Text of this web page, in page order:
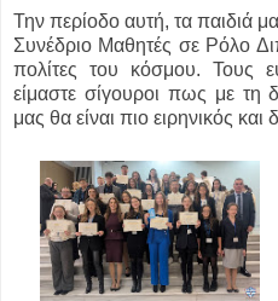
Την περίοδο αυτή, τα παιδιά
Συνέδριο Μαθητές σε Ρόλο
πολίτες του κόσμου. Τους
είμαστε σίγουροι πως με τη
μας θα είναι πιο ειρηνικός και